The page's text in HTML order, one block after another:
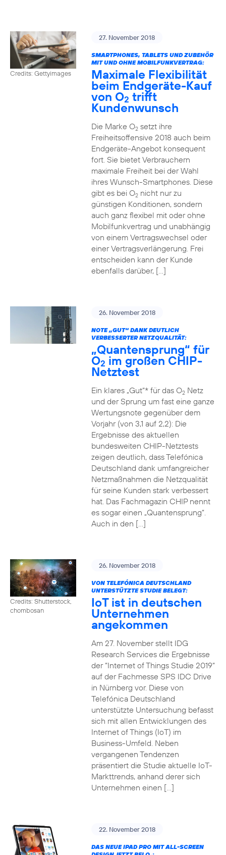
Credits: Gettyimages
27. November 2018
SMARTPHONES, TABLETS UND ZUBEHÖR
MIT UND OHNE MOBILFUNKVERTRAG:
Maximale Flexibilität
beim Endgeräte-Kauf
von O2 trifft
Kundenwunsch
Die Marke O2setzt ihre
Freiheitsoffensive 2018 auch beim
Endgeräte-Angebot konsequent
fort. Sie bietet Verbrauchern
maximale Freiheit bei der Wahl
ihres Wunsch-Smartphones. Diese
gibt es bei O2nicht nur zu
günstigen Konditionen, sondern
auch ganz flexibel mit oder ohne
Mobilfunkvertrag und unabhängig
von einem Vertragswechsel oder
einer Vertragsverlängerung. Frei
entscheiden kann der Kunde
ebenfalls darüber, […]
26. November 2018
NOTE „GUT“ DANK DEUTLICH
VERBESSERTER NETZQUALITÄT:
„Quantensprung“ für
O2 im großen CHIP-
Netztest
Ein klares „Gut“* für das O2Netz
und der Sprung um fast eine ganze
Wertungsnote gegenüber dem
Vorjahr (von 3,1 auf 2,2): Die
Ergebnisse des aktuellen
bundesweiten CHIP-Netztests
zeigen deutlich, dass Telefónica
Deutschland dank umfangreicher
Netzmaßnahmen die Netzqualität
für seine Kunden stark verbessert
hat. Das Fachmagazin CHIP nennt
es sogar einen „Quantensprung“.
Auch in den […]
Credits: Shutterstock,
chombosan
26. November 2018
VON TELEFÓNICA DEUTSCHLAND
UNTERSTÜTZTE STUDIE BELEGT:
IoT ist in deutschen
Unternehmen
angekommen
Am 27. November stellt IDG
Research Services die Ergebnisse
der “Internet of Things Studie 2019“
auf der Fachmesse SPS IDC Drive
in Nürnberg vor. Diese von
Telefónica Deutschland
unterstützte Untersuchung befasst
sich mit allen Entwicklungen des
Internet of Things (IoT) im
Business-Umfeld. Neben
vergangenen Tendenzen
präsentiert die Studie aktuelle IoT-
Markttrends, anhand derer sich
Unternehmen einen […]
22. November 2018
DAS NEUE IPAD PRO MIT ALL-SCREEN